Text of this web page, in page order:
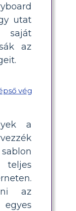
utat
az
a
teljes
az